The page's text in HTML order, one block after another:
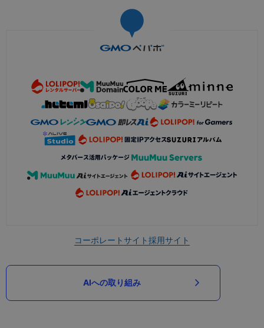
コーポレートサイト採用サイト
AIへの取り組み